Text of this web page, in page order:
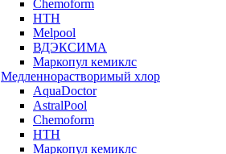
Chemoform
HTH
Melpool
ВДЭКСИМА
Маркопул кемиклс
Медленнорастворимый хлор
AquaDoctor
AstralPool
Chemoform
HTH
Маркопул кемиклс